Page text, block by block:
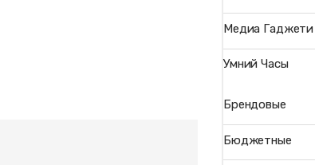
Медиа Гаджети
Умний Часы
Брендовые
Бюджетные